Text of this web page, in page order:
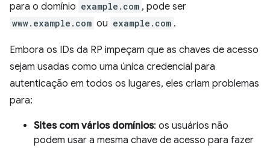
para o domínio example.com , pode ser
www.example.com ou example.com .
Embora os IDs da RP impeçam que as chaves de acesso
sejam usadas como uma única credencial para
autenticação em todos os lugares, eles criam problemas
para:
Sites com vários domínios: os usuários não
podem usar a mesma chave de acesso para fazer